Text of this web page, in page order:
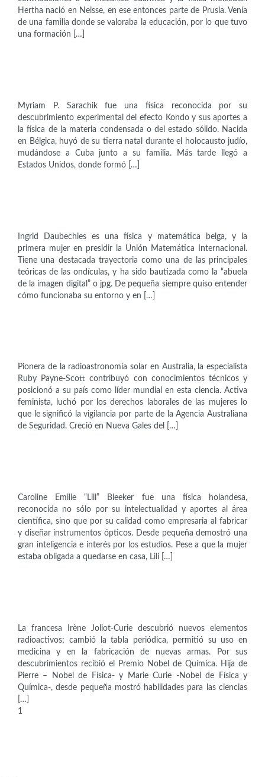
Hertha nació en Neisse, en ese entonces parte de Prusia. Venía
de una familia donde se valoraba la educación, por lo que tuvo
una formación […]
Myriam P. Sarachik fue una física reconocida por su
descubrimiento experimental del efecto Kondo y sus aportes a
la física de la materia condensada o del estado sólido. Nacida
en Bélgica, huyó de su tierra natal durante el holocausto judío,
mudándose a Cuba junto a su familia. Más tarde llegó a
Estados Unidos, donde formó […]
Ingrid Daubechies es una física y matemática belga, y la
primera mujer en presidir la Unión Matemática Internacional.
Tiene una destacada trayectoria como una de las principales
teóricas de las ondículas, y ha sido bautizada como la “abuela
de la imagen digital” o jpg. De pequeña siempre quiso entender
cómo funcionaba su entorno y en […]
Pionera de la radioastronomía solar en Australia, la especialista
Ruby Payne-Scott contribuyó con conocimientos técnicos y
posicionó a su país como líder mundial en esta ciencia. Activa
feminista, luchó por los derechos laborales de las mujeres lo
que le significó la vigilancia por parte de la Agencia Australiana
de Seguridad. Creció en Nueva Gales del […]
Caroline Emilie “Lili” Bleeker fue una física holandesa,
reconocida no sólo por su intelectualidad y aportes al área
científica, sino que por su calidad como empresaria al fabricar
y diseñar instrumentos ópticos. Desde pequeña demostró una
gran inteligencia e interés por los estudios. Pese a que la mujer
estaba obligada a quedarse en casa, Lili […]
La francesa Irène Joliot-Curie descubrió nuevos elementos
radioactivos; cambió la tabla periódica, permitió su uso en
medicina y en la fabricación de nuevas armas. Por sus
descubrimientos recibió el Premio Nobel de Química. Hija de
Pierre – Nobel de Física- y Marie Curie -Nobel de Física y
Química-, desde pequeña mostró habilidades para las ciencias
[…]
Paginación
1